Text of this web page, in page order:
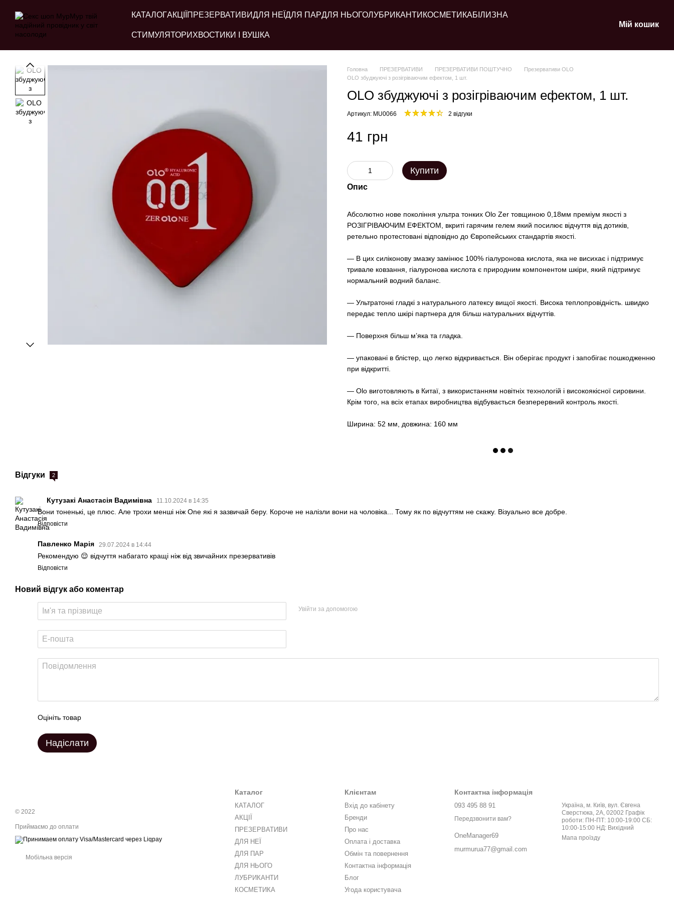
КАТАЛОГАКЦІЇ ПРЕЗЕРВАТИВИДЛЯ НЕЇ ДЛЯ ПАРДЛЯ НЬОГОЛУБРИКАНТИ КОСМЕТИКАБІЛИЗНА
СТИМУЛЯТОРИ ХВОСТИКИ І ВУШКА
Мій кошик
Головна ПРЕЗЕРВАТИВИ ПРЕЗЕРВАТИВИ ПОШТУЧНО
Презервативи OLO
OLO збуджуючі з розігріваючим ефектом, 1 шт.
OLO збуджуючі з розігріваючим ефектом, 1 шт.
Артикул: MU0066 2 відгуки
41 грн
Купити
Опис
Абсолютно нове покоління ультра тонких Olo Zer товщиною 0,18мм преміум якості з
РОЗІГРІВАЮЧИМ ЕФЕКТОМ, вкриті гарячим гелем який посилює відчуття від дотиків,
ретельно протестовані відповідно до Європейських стандартів якості.
— В цих силіконову змазку замінює 100% гіалуронова кислота, яка не висихає і підтримує
тривале ковзання, гіалуронова кислота є природним компонентом шкіри, який підтримує
нормальний водний баланс.
— Ультратонкі гладкі з натурального латексу вищої якості. Висока теплопровідність. швидко
передає тепло шкірі партнера для більш натуральних відчуттів.
— Поверхня більш м’яка та гладка.
— упаковані в блістер, що легко відкривається. Він оберігає продукт і запобігає пошкодженню
при відкритті.
— Olo виготовляють в Китаї, з використанням новітніх технологій і високоякісної сировини.
Крім того, на всіх етапах виробництва відбувається безперервний контроль якості.
Ширина: 52 мм, довжина: 160 мм
Відгуки 2
Кутузакі Анастасія Вадимівна 11.10.2024 в 14:35
Вони тоненькі, це плюс. Але трохи менші ніж One які я зазвичай беру. Короче не налізли вони на чоловіка... Тому як по відчуттям не скажу. Візуально все добре.
Відповісти
Павленко Марія 29.07.2024 в 14:44
Рекомендую 😌 відчуття набагато кращі ніж від звичайних презервативів
Відповісти
Новий відгук або коментар
Увійти за допомогою
Оцініть товар
Надіслати
© 2022
Приймаємо до оплати
Мобільна версія
Каталог
КАТАЛОГ
АКЦІЇ
ПРЕЗЕРВАТИВИ
ДЛЯ НЕЇ
ДЛЯ ПАР
ДЛЯ НЬОГО
ЛУБРИКАНТИ
КОСМЕТИКА
Клієнтам
Вхід до кабінету
Бренди
Про нас
Оплата і доставка
Обмін та повернення
Контактна інформація
Блог
Угода користувача
Контактна інформація
093 495 88 91
Передзвонити вам?
OneManager69
murmurua77@gmail.com
Україна, м. Київ, вул. Євгена
Сверстюка, 2А, 02002 Графік
роботи: ПН-ПТ: 10:00-19:00 СБ:
10:00-15:00 НД: Вихідний
Мапа проїзду